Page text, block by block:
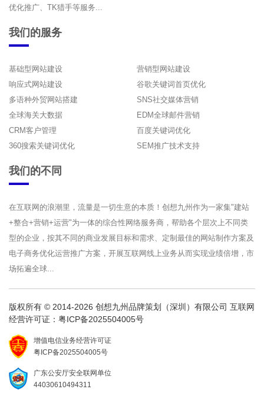
优化推广、TK猎手等服务...
我们的服务
基础型网站建设
营销型网站建设
响应式网站建设
谷歌关键词首页优化
多语种外贸网站搭建
SNS社交媒体营销
全球海关大数据
EDM全球邮件营销
CRM客户管理
百度关键词优化
360搜索关键词优化
SEM推广技术支持
我们的不同
在互联网的浪潮里，流量是一切生意的本质！创想九州作为一家集"建站
+整合+营销+运营"为一体的综合性网络服务商，帮助各个层次上不同类
型的企业，按其不同的商业发展目标和需求、定制最佳的网站制作方案及
电子商务优化运营推广方案，开展互联网线上业务从而实现业绩倍增，市
场拓遍全球...
版权所有 © 2014-2026 创想九州品牌策划（深圳）有限公司 互联网
经营许可证： 粤ICP备2025504005号
增值电信业务经营许可证
粤ICP备2025504005号
广东公安厅安全联网单位
44030610494311